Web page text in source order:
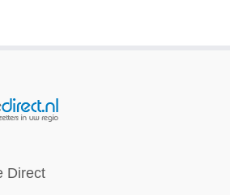
Direct